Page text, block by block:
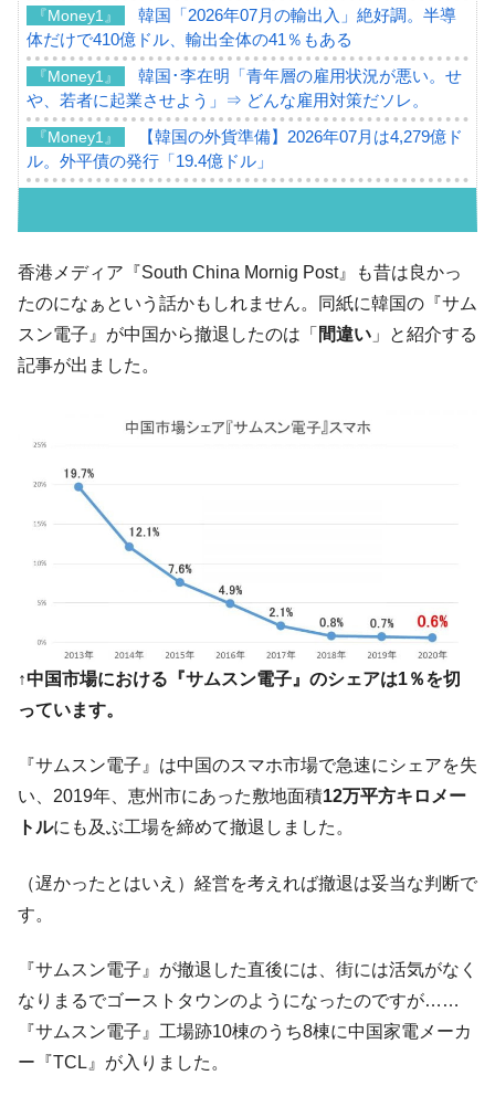
『Money1』
韓国「2026年07月の輸出入」絶好調。半導
体だけで410億ドル、輸出全体の41％もある
『Money1』
韓国･李在明「青年層の雇用状況が悪い。せ
や、若者に起業させよう」⇒ どんな雇用対策だソレ。
『Money1』
【韓国の外貨準備】2026年07月は4,279億ド
ル。外平債の発行「19.4億ドル」
『Money1』
韓国･李在明さっそく不動産対策で浅薄な発
言。
だ。
『Money1』
ル」まで拡大 ⇒ 海外資金の動きに強く左右される状態
『Money1』
い「50.5％」に上昇
『Money1』
韓国大統領府ボンクラ政策室長が告発され
た ⇒ 国家が行った恐るべき株価操作であり、空前の国政壟
『Money1』
韓国･警察職員が「丸刈りになって抗議活
動」
『Money1』
『Money1』
韓国製造業「半導体絶好調」のウラで他業
種は全般的「不調」⇒ PSIが示す現況は決して良くない。
『Money1』
【米韓激突案件】韓国消費者院が『クーパ
『Money1』 韓国で猛暑。南東部では干ばつ
『Money1』
【対日本円】ウォン安が急進！ 日米の協調
に韓国がいっちょがみしたのでは。
『Money1』
韓国政府『BYD』車への補助金を全廃 ⇒ 実
は韓国で『BYD』車は売れている。6カ月で対前年同期比
香港メディア『South China Mornig Post』も昔は良かっ
たのになぁという話かもしれません。同紙に韓国の『サム
スン電子』が中国から撤退したのは「 間違い 」と紹介する
記事が出ました。
↑中国市場における『サムスン電子』のシェアは1％を切
っています。
『サムスン電子』は中国のスマホ市場で急速にシェアを失
い、2019年、恵州市にあった敷地面積12万平方キロメー
トルにも及ぶ工場を締めて撤退しました。
（遅かったとはいえ）経営を考えれば撤退は妥当な判断で
す。
『サムスン電子』が撤退した直後には、街には活気がなく
なりまるでゴーストタウンのようになったのですが……
『サムスン電子』工場跡10棟のうち8棟に中国家電メーカ
ー『TCL』が入りました。